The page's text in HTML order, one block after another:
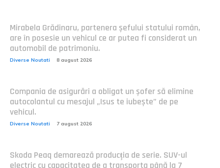
Mirabela Grădinaru, partenera șefului statului român,
are în posesie un vehicul ce ar putea fi considerat un
automobil de patrimoniu.
Diverse Noutati 8 august 2026
Compania de asigurări a obligat un șofer să elimine
autocolantul cu mesajul „Isus te iubește” de pe
vehicul.
Diverse Noutati 7 august 2026
Skoda Peaq demarează producția de serie. SUV-ul
electric cu capacitatea de a transporta până la 7